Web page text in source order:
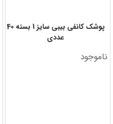
پوشک کانفی بیبی سایز 1 بسته 40
عددی
ناموجود